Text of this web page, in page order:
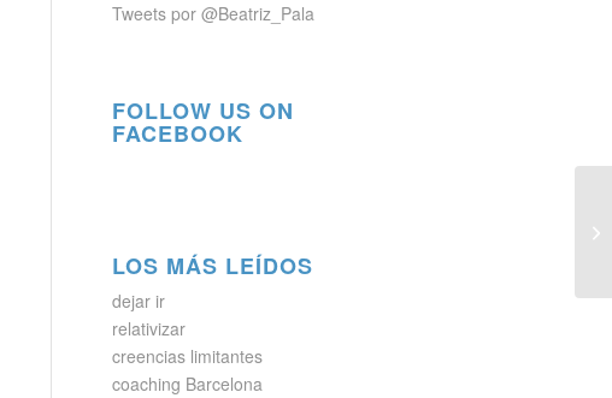
Tweets por @Beatriz_Pala
FOLLOW US ON
FACEBOOK
LOS MÁS LEÍDOS
dejar ir
relativizar
creencias limitantes
coaching Barcelona